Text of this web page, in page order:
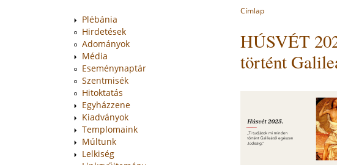
are
here
Címlap
to
top
HÚSVÉT
történt
menuPlébánia
Hirdetések
Adományok
Média
Eseménynaptár
Szentmisék
Hitoktatás
Egyházzene
Kiadványok
Templomaink
Múltunk
Lelkiség